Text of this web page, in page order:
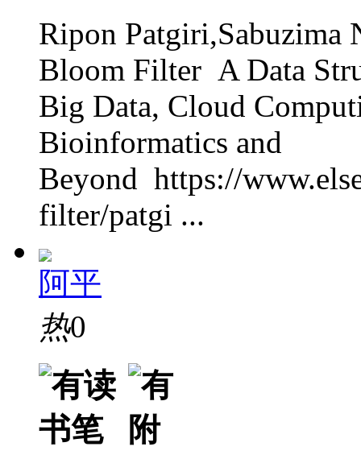
Ripon
Bloom Filter A Data
Big Data, Cloud
Bioinformatics and
Beyond https://
filter/patgi ...
阿平
热0